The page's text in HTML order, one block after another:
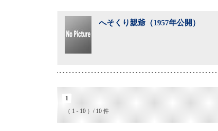
へそくり親爺（1957年公開）
1
（ 1 - 10 ）/ 10 件